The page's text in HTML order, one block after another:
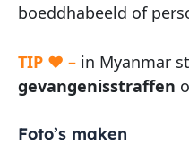
boeddhabeeld of
TIP ♥ – in Myanmar
gevangenisstraffen
Foto’s maken